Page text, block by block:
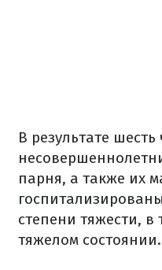
В результате
парня, а также их
степени тяжести, в
тяжелом состоянии.